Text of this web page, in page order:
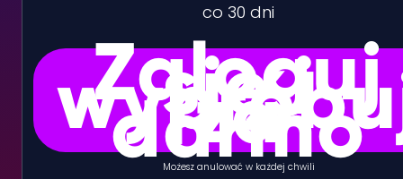
co 30 dni
Zaloguj
się i
za
darmo
Możesz anulować w każdej chwili